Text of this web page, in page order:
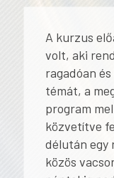
A kurzus
volt, aki
ragadóan
témát, a
program
közvetítve
délután egy
közös